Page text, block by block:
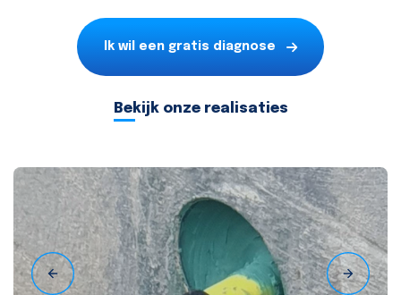
Ik wil een gratis diagnose
Bekijk onze realisaties